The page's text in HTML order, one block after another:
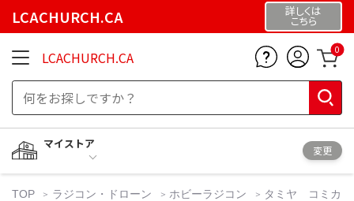
LCACHURCH.CA 詳しくは
こちら
LCACHURCH.CA 0
マイストア
変更
TOP ラジコン・ドローン ホビーラジコン
タミヤ コミカ